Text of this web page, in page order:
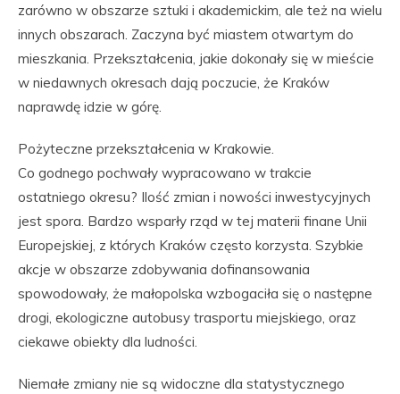
zarówno w obszarze sztuki i akademickim, ale też na wielu
innych obszarach. Zaczyna być miastem otwartym do
mieszkania. Przekształcenia, jakie dokonały się w mieście
w niedawnych okresach dają poczucie, że Kraków
naprawdę idzie w górę.
Pożyteczne przekształcenia w Krakowie.
Co godnego pochwały wypracowano w trakcie
ostatniego okresu? Ilość zmian i nowości inwestycyjnych
jest spora. Bardzo wsparły rząd w tej materii finane Unii
Europejskiej, z których Kraków często korzysta. Szybkie
akcje w obszarze zdobywania dofinansowania
spowodowały, że małopolska wzbogaciła się o następne
drogi, ekologiczne autobusy trasportu miejskiego, oraz
ciekawe obiekty dla ludności.
Niemałe zmiany nie są widoczne dla statystycznego